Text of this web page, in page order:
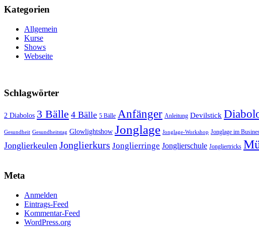
Kategorien
Allgemein
Kurse
Shows
Webseite
Schlagwörter
2 Diabolos 3 Bälle 4 Bälle 5 Bälle Anfänger Anleitung Devilstick
Gesundheit Gesundheitstag Glowlightshow Jonglage Jonglage-Workshop Jonglage im
Jonglierkeulen Jonglierkurs Jonglierringe Jonglierschule Jongliertricks
Meta
Anmelden
Eintrags-Feed
Kommentar-Feed
WordPress.org